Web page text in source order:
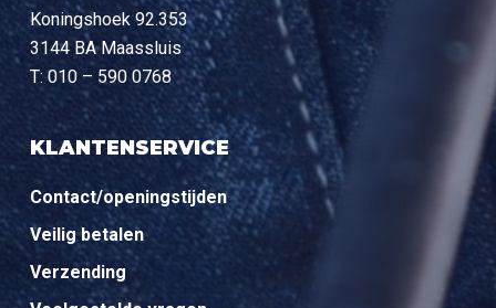
Koningshoek 92.353
3144 BA Maassluis
T: 010 – 590 0768
KLANTENSERVICE
Contact/openingstijden
Veilig betalen
Verzending